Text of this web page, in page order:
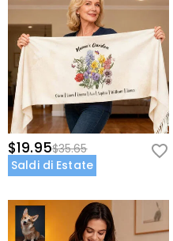
$19.95$35.65
Saldi di Estate